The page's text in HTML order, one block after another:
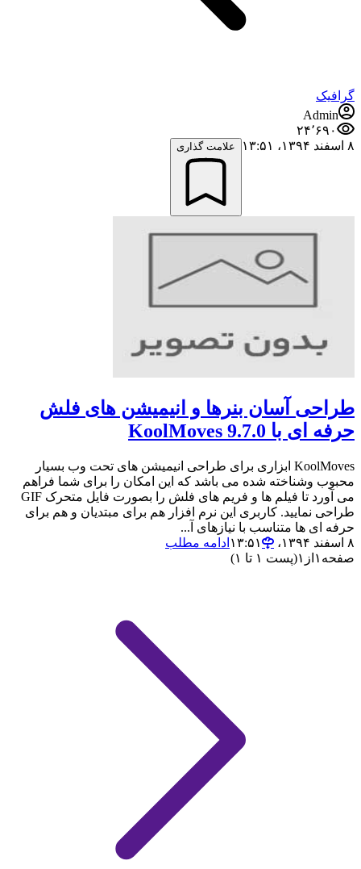
گرافیک
Admin
۲۴٬۶۹۰
۸ اسفند ۱۳۹۴،‏ ۱۳:۵۱
علامت گذاری
طراحی آسان بنرها و انیمیشن های فلش
حرفه ای با KoolMoves 9.7.0
KoolMoves ابزاری برای طراحی انیمیشن های تحت وب بسیار
محبوب وشناخته شده می باشد که این امکان را برای شما فراهم
می آورد تا فیلم ها و فریم های فلش را بصورت فایل متحرک GIF
طراحی نمایید. کاربری این نرم افزار هم برای مبتدیان و هم برای
حرفه ای ها متناسب با نیازهای آ...
۸ اسفند ۱۳۹۴،‏ ۱۳:۵۱
ادامه مطلب
صفحه ۱ از ۱(پست ۱ تا ۱)